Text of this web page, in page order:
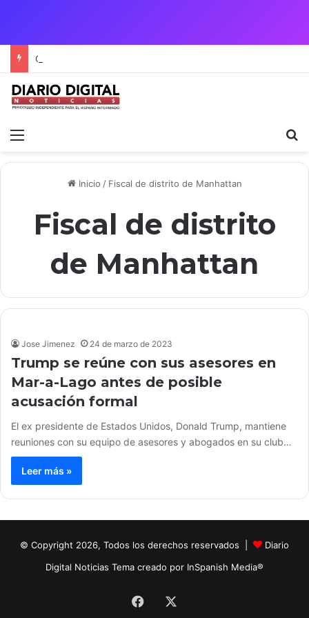
Inicio / Fiscal de distrito de Manhattan
Fiscal de distrito
de Manhattan
Jose Jimenez 24 de marzo de 2023
Trump se reúne con sus asesores en
Mar-a-Lago antes de posible
acusación formal
El ex presidente de Estados Unidos, Donald Trump, mantiene
reuniones con su equipo de asesores y abogados en su club…
Leer más »
© Copyright 2026, Todos los derechos reservados |
Diario
Digital Noticias Tema creado por InSpanish Media®
Facebook